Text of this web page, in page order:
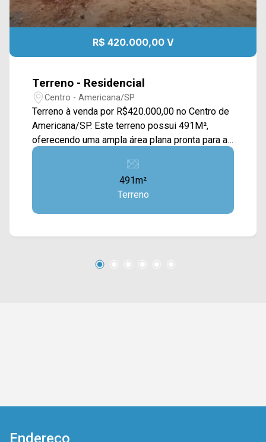
R$ 420.000,00 V
Terreno - Residencial
Centro - Americana/SP
Terreno à venda por R$420.000,00 no Centro de
Americana/SP. Este terreno possui 491M²,
oferecendo uma ampla área plana pronta para a
construção de sua residência. Localizado em
uma região privilegiada, próximo a Rua
Washington Luís, Av. Campos Sales, Rua
Florindo Cibin e Rua Gonçalves Dias, contém
fácil acesso a Av. Brasil e a Av. Rafael Vitta. Esta
bares, restaurantes, bancos e outros tipos de
Arbix Imóveis e agende a sua visita!! WhatsApp
491m²
Terreno
Endereço